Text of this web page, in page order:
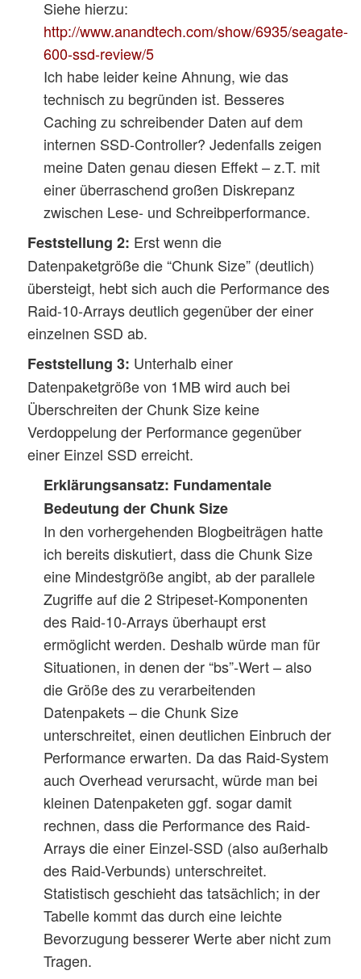
Siehe hierzu:
http://www.anandtech.com/show/6935/seagate-
600-ssd-review/5
Ich habe leider keine Ahnung, wie das
technisch zu begründen ist. Besseres
Caching zu schreibender Daten auf dem
internen SSD-Controller? Jedenfalls zeigen
meine Daten genau diesen Effekt – z.T. mit
einer überraschend großen Diskrepanz
zwischen Lese- und Schreibperformance.
Feststellung 2: Erst wenn die
Datenpaketgröße die “Chunk Size” (deutlich)
übersteigt, hebt sich auch die Performance des
Raid-10-Arrays deutlich gegenüber der einer
einzelnen SSD ab.
Feststellung 3: Unterhalb einer
Datenpaketgröße von 1MB wird auch bei
Überschreiten der Chunk Size keine
Verdoppelung der Performance gegenüber
einer Einzel SSD erreicht.
Erklärungsansatz: Fundamentale
Bedeutung der Chunk Size
In den vorhergehenden Blogbeiträgen hatte
ich bereits diskutiert, dass die Chunk Size
eine Mindestgröße angibt, ab der parallele
Zugriffe auf die 2 Stripeset-Komponenten
des Raid-10-Arrays überhaupt erst
ermöglicht werden. Deshalb würde man für
Situationen, in denen der “bs”-Wert – also
die Größe des zu verarbeitenden
Datenpakets – die Chunk Size
unterschreitet, einen deutlichen Einbruch der
Performance erwarten. Da das Raid-System
auch Overhead verursacht, würde man bei
kleinen Datenpaketen ggf. sogar damit
rechnen, dass die Performance des Raid-
Arrays die einer Einzel-SSD (also außerhalb
des Raid-Verbunds) unterschreitet.
Statistisch geschieht das tatsächlich; in der
Tabelle kommt das durch eine leichte
Bevorzugung besserer Werte aber nicht zum
Tragen.